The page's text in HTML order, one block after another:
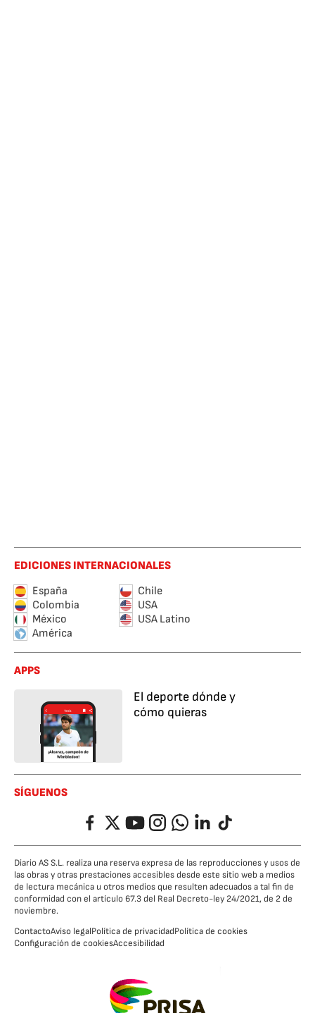
EDICIONES INTERNACIONALES
España
Chile
Colombia
USA
México
USA Latino
América
APPS
El deporte dónde y
cómo quieras
SÍGUENOS
FacebookTwitterYouTubeInstagramWhatsappLinkedIn
TikTok
Diario AS S.L. realiza una reserva expresa de las reproducciones y usos de
las obras y otras prestaciones accesibles desde este sitio web a medios
de lectura mecánica u otros medios que resulten adecuados a tal fin de
conformidad con el artículo 67.3 del Real Decreto-ley 24/2021, de 2 de
noviembre.
ContactoAviso legalPolítica de privacidadPolítica de cookies
Configuración de cookiesAccesibilidad